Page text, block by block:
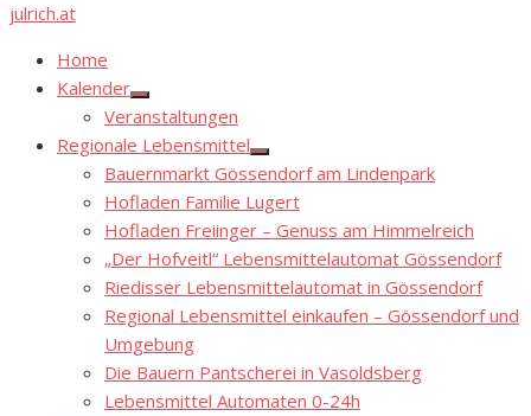
julrich.at
Home
Kalender
Show
sub
menu
Veranstaltungen
Regionale Lebensmittel
Show
sub
menu
Bauernmarkt Gössendorf am Lindenpark
Hofladen Familie Lugert
Hofladen Freiinger – Genuss am Himmelreich
„Der Hofveitl“ Lebensmittelautomat Gössendorf
Riedisser Lebensmittelautomat in Gössendorf
Regional Lebensmittel einkaufen – Gössendorf und
Umgebung
Die Bauern Pantscherei in Vasoldsberg
Lebensmittel Automaten 0-24h